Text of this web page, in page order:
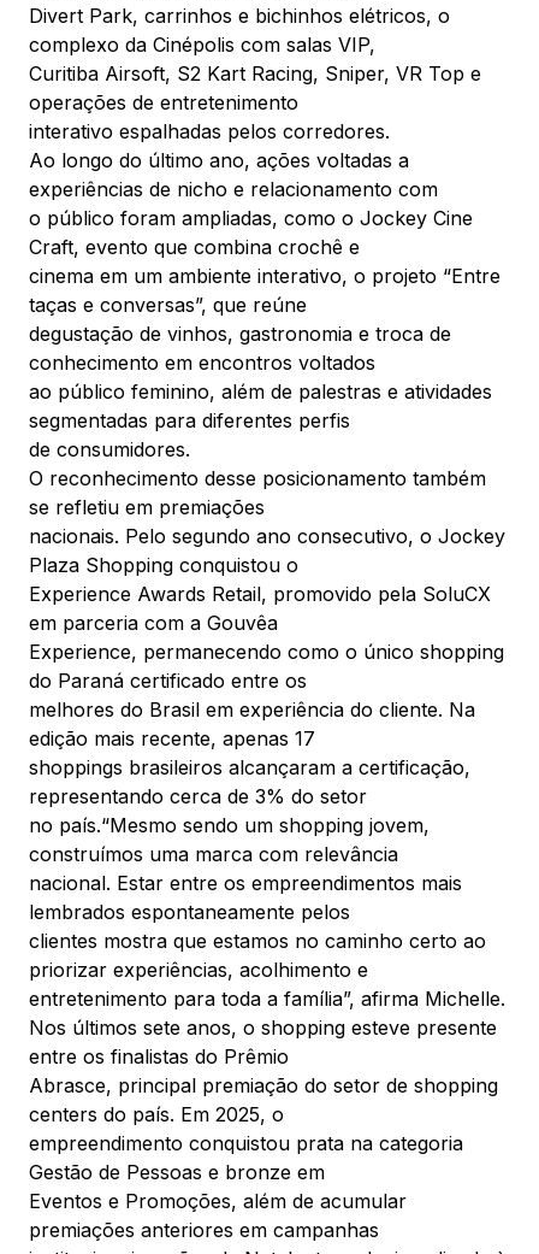
Divert Park, carrinhos e bichinhos elétricos, o
complexo da Cinépolis com salas VIP,
Curitiba Airsoft, S2 Kart Racing, Sniper, VR Top e
operações de entretenimento
interativo espalhadas pelos corredores.
Ao longo do último ano, ações voltadas a
experiências de nicho e relacionamento com
o público foram ampliadas, como o Jockey Cine
Craft, evento que combina crochê e
cinema em um ambiente interativo, o projeto “Entre
taças e conversas”, que reúne
degustação de vinhos, gastronomia e troca de
conhecimento em encontros voltados
ao público feminino, além de palestras e atividades
segmentadas para diferentes perfis
de consumidores.
O reconhecimento desse posicionamento também
se refletiu em premiações
nacionais. Pelo segundo ano consecutivo, o Jockey
Plaza Shopping conquistou o
Experience Awards Retail, promovido pela SoluCX
em parceria com a Gouvêa
Experience, permanecendo como o único shopping
do Paraná certificado entre os
melhores do Brasil em experiência do cliente. Na
edição mais recente, apenas 17
shoppings brasileiros alcançaram a certificação,
representando cerca de 3% do setor
no país.“Mesmo sendo um shopping jovem,
construímos uma marca com relevância
nacional. Estar entre os empreendimentos mais
lembrados espontaneamente pelos
clientes mostra que estamos no caminho certo ao
priorizar experiências, acolhimento e
entretenimento para toda a família”, afirma Michelle.
Nos últimos sete anos, o shopping esteve presente
entre os finalistas do Prêmio
Abrasce, principal premiação do setor de shopping
centers do país. Em 2025, o
empreendimento conquistou prata na categoria
Gestão de Pessoas e bronze em
Eventos e Promoções, além de acumular
premiações anteriores em campanhas